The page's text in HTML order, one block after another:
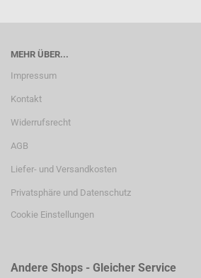
MEHR ÜBER...
Impressum
Kontakt
Widerrufsrecht
AGB
Liefer- und Versandkosten
Privatsphäre und Datenschutz
Cookie Einstellungen
Andere Shops - Gleicher Service